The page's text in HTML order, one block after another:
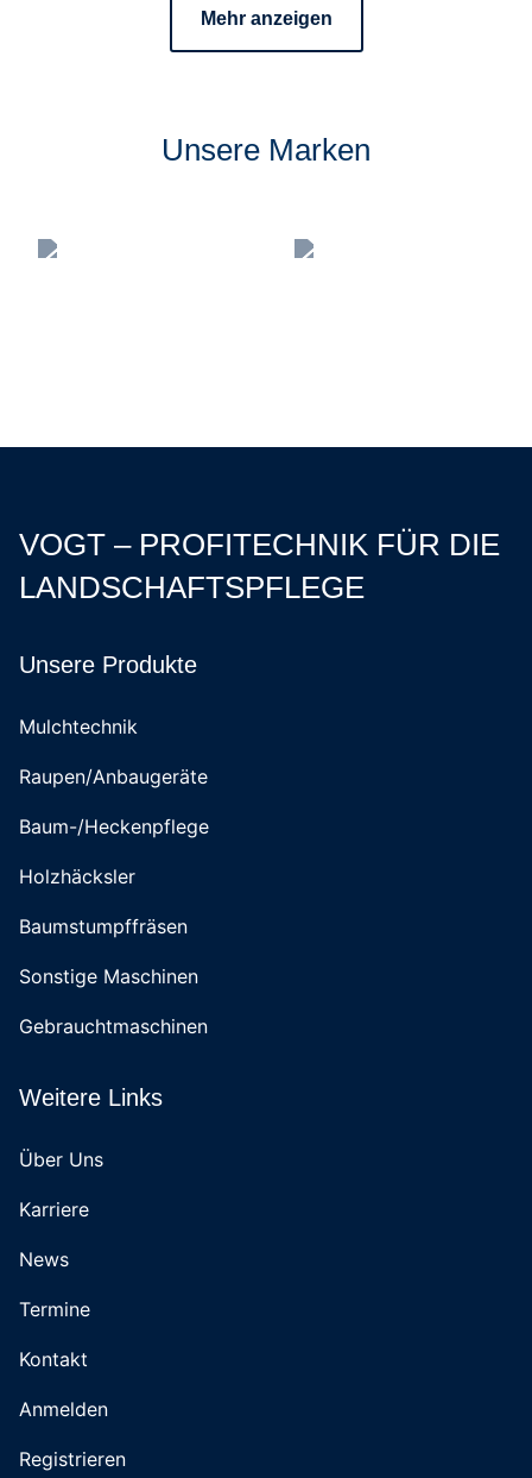
Mehr anzeigen
Unsere Marken
VOGT – PROFITECHNIK FÜR DIE
LANDSCHAFTSPFLEGE
Unsere Produkte
Mulchtechnik
Raupen/Anbaugeräte
Baum-/Heckenpflege
Holzhäcksler
Baumstumpffräsen
Sonstige Maschinen
Gebrauchtmaschinen
Weitere Links
Über Uns
Karriere
News
Termine
Kontakt
Anmelden
Registrieren